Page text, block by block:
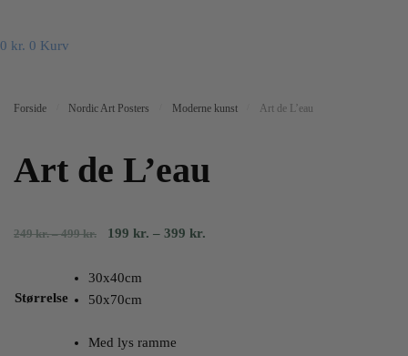
0 kr. 0 Kurv
Forside Nordic Art Posters Moderne kunst Art de L’eau
Art de L’eau
249kr. – 499kr. Prisinterval:
til
499
199 kr. – 399 kr.
Størrelse
30x40cm
50x70cm
Med lys ramme